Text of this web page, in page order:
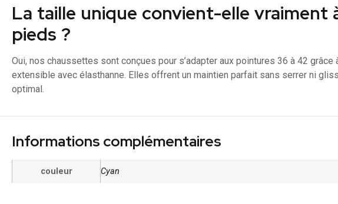
La taille unique convient-elle vraiment
pieds ?
Oui, nos chaussettes sont conçues pour s’adapter aux pointures 36 à 42 grâce
extensible avec élasthanne. Elles offrent un maintien parfait sans serrer ni
optimal.
Informations complémentaires
couleur Cyan